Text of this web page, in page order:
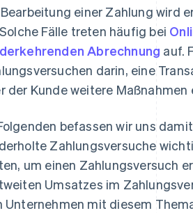
einer Zahlung wird
Fälle treten häufig bei
Abrechnung auf.
darin, eine
der Kunde weitere Maßnahmen
befassen wir uns
Zahlungsversuche
um einen Zahlungsversuch
Umsatzes im
Unternehmen mit diesem